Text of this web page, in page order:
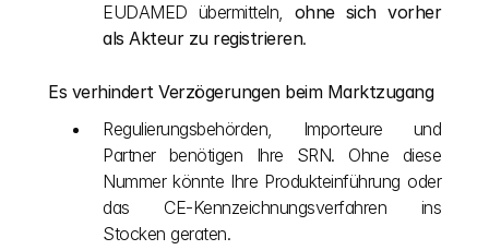
EUDAMED übermitteln, ohne sich vorher
als Akteur zu registrieren.
Es verhindert Verzögerungen beim Marktzugang
Regulierungsbehörden, Importeure und
Partner benötigen Ihre SRN. Ohne diese
Nummer könnte Ihre Produkteinführung oder
das CE-Kennzeichnungsverfahren ins
Stocken geraten.